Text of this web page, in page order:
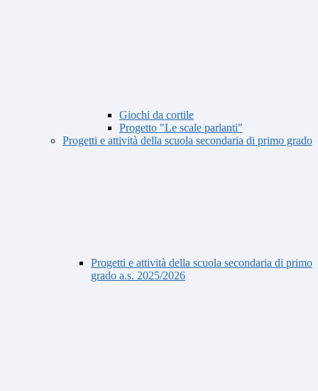
Giochi da cortile
Progetto "Le scale parlanti"
Progetti e attività della scuola secondaria di primo grado
Progetti e attività della scuola secondaria di primo
grado a.s. 2025/2026